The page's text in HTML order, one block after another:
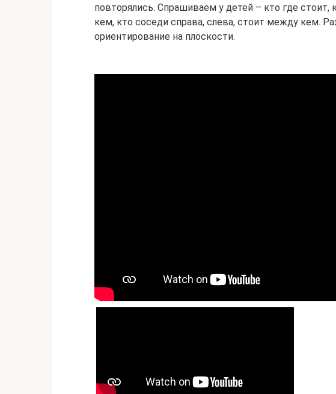
повторялись. Спрашиваем у детей – кто где
кем, кто соседи справа, слева, стоит между кем.
ориентирование на плоскости.